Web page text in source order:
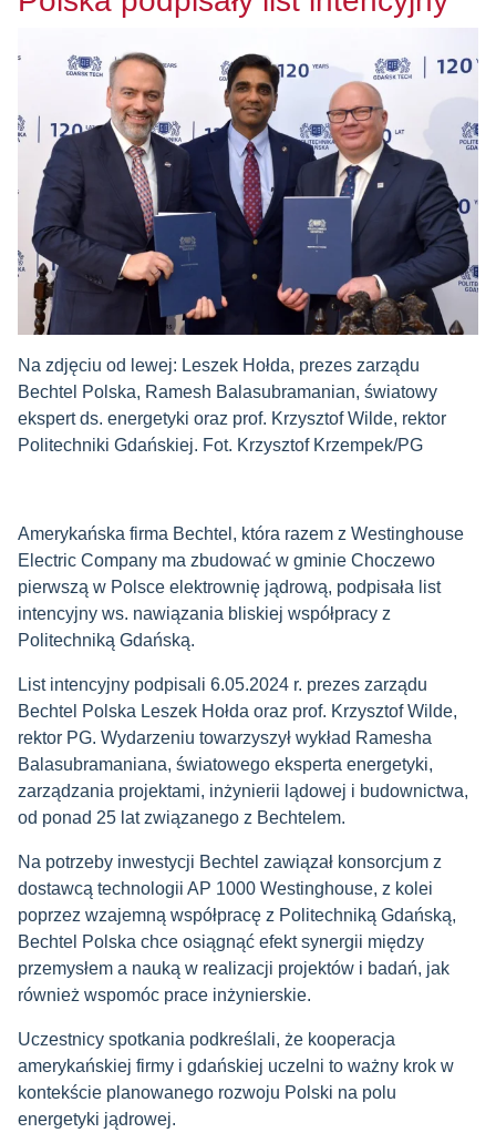
Na zdjęciu od lewej: Leszek Hołda, prezes zarządu
Bechtel Polska, Ramesh Balasubramanian, światowy
ekspert ds. energetyki oraz prof. Krzysztof Wilde, rektor
Politechniki Gdańskiej. Fot. Krzysztof Krzempek/PG
Amerykańska firma Bechtel, która razem z Westinghouse
Electric Company ma zbudować w gminie Choczewo
pierwszą w Polsce elektrownię jądrową, podpisała list
intencyjny ws. nawiązania bliskiej współpracy z
Politechniką Gdańską.
List intencyjny podpisali 6.05.2024 r. prezes zarządu
Bechtel Polska Leszek Hołda oraz prof. Krzysztof Wilde,
rektor PG. Wydarzeniu towarzyszył wykład Ramesha
Balasubramaniana, światowego eksperta energetyki,
zarządzania projektami, inżynierii lądowej i budownictwa,
od ponad 25 lat związanego z Bechtelem.
Na potrzeby inwestycji Bechtel zawiązał konsorcjum z
dostawcą technologii AP 1000 Westinghouse, z kolei
poprzez wzajemną współpracę z Politechniką Gdańską,
Bechtel Polska chce osiągnąć efekt synergii między
przemysłem a nauką w realizacji projektów i badań, jak
również wspomóc prace inżynierskie.
Uczestnicy spotkania podkreślali, że kooperacja
amerykańskiej firmy i gdańskiej uczelni to ważny krok w
kontekście planowanego rozwoju Polski na polu
energetyki jądrowej.